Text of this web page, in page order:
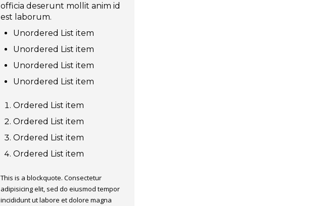
officia deserunt mollit anim id
est laborum.
Unordered List item
Unordered List item
Unordered List item
Unordered List item
Ordered List item
Ordered List item
Ordered List item
Ordered List item
This is a blockquote. Consectetur
adipisicing elit, sed do eiusmod tempor
incididunt ut labore et dolore magna